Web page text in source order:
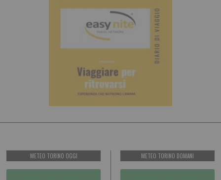
METEO TORINO OGGI METEO TORINO DOMANI